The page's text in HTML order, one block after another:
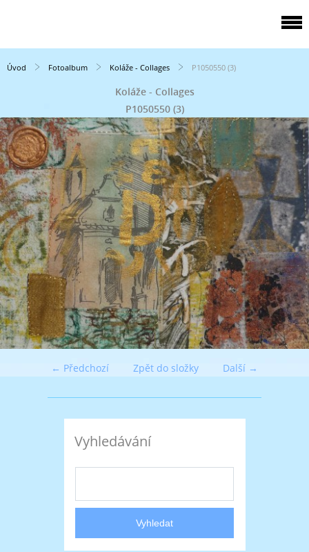
Úvod Fotoalbum Koláže - Collages P1050550 (3)
Koláže - Collages
P1050550 (3)
← Předchozí Další →
Zpět do složky
Vyhledávání